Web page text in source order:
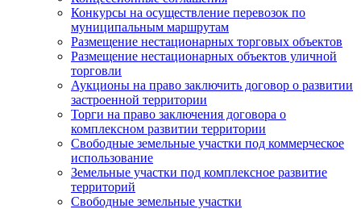
Конкурсы на осуществление перевозок по
муниципальным маршрутам
Размещение нестационарных торговых объектов
Размещение нестационарных объектов уличной
торговли
Аукционы на право заключить договор о развитии
застроенной территории
Торги на право заключения договора о
комплексном развитии территории
Свободные земельные участки под коммерческое
использование
Земельные участки под комплексное развитие
территорий
Свободные земельные участки